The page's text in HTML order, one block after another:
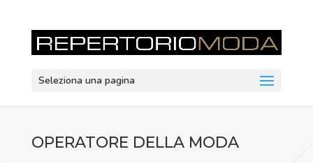
Seleziona una pagina
OPERATORE DELLA MODA